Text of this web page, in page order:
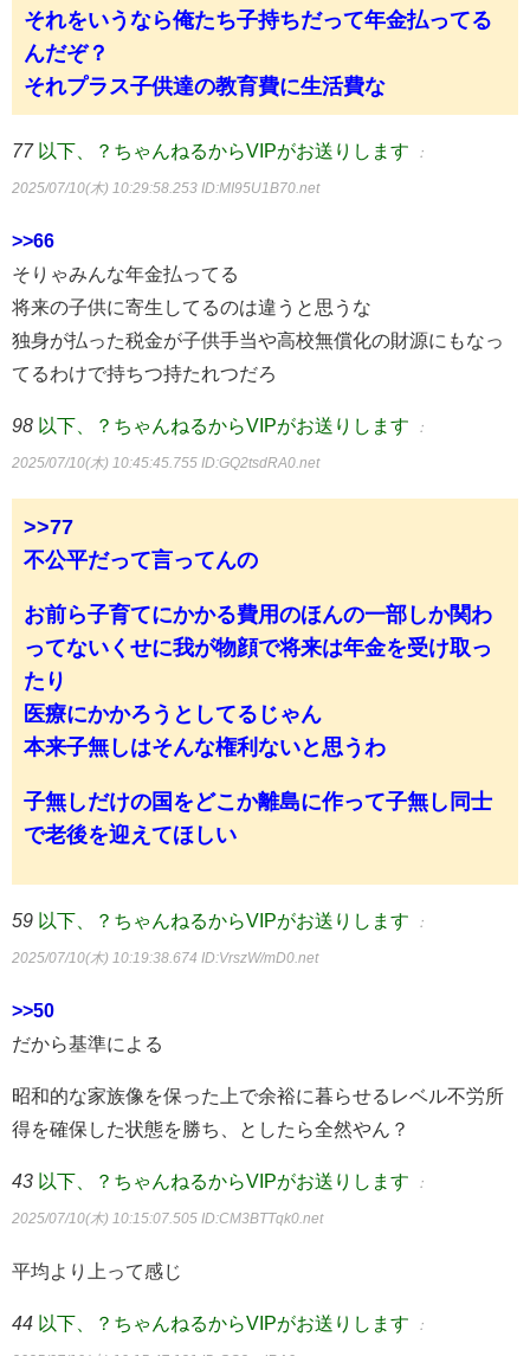
それをいうなら俺たち子持ちだって年金払ってる
んだぞ？
それプラス子供達の教育費に生活費な
77 以下、？ちゃんねるからVIPがお送りします ：
2025/07/10(木) 10:29:58.253 ID:MI95U1B70.net
>>66
そりゃみんな年金払ってる
将来の子供に寄生してるのは違うと思うな
独身が払った税金が子供手当や高校無償化の財源にもなっ
てるわけで持ちつ持たれつだろ
98 以下、？ちゃんねるからVIPがお送りします ：
2025/07/10(木) 10:45:45.755 ID:GQ2tsdRA0.net
>>77
不公平だって言ってんの
お前ら子育てにかかる費用のほんの一部しか関わ
ってないくせに我が物顔で将来は年金を受け取っ
たり
医療にかかろうとしてるじゃん
本来子無しはそんな権利ないと思うわ
子無しだけの国をどこか離島に作って子無し同士
で老後を迎えてほしい
59 以下、？ちゃんねるからVIPがお送りします ：
2025/07/10(木) 10:19:38.674 ID:VrszW/mD0.net
>>50
だから基準による
昭和的な家族像を保った上で余裕に暮らせるレベル不労所
得を確保した状態を勝ち、としたら全然やん？
43 以下、？ちゃんねるからVIPがお送りします ：
2025/07/10(木) 10:15:07.505 ID:CM3BTTqk0.net
平均より上って感じ
44 以下、？ちゃんねるからVIPがお送りします ：